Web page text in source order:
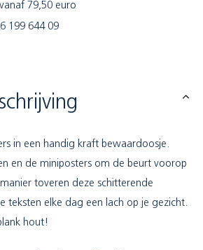
79,50 euro
199 644 09
in een handig kraft bewaardoosje.
en de miniposters om de beurt voorop
toveren deze schitterende
teksten elke dag een lach op je gezicht.
hout!